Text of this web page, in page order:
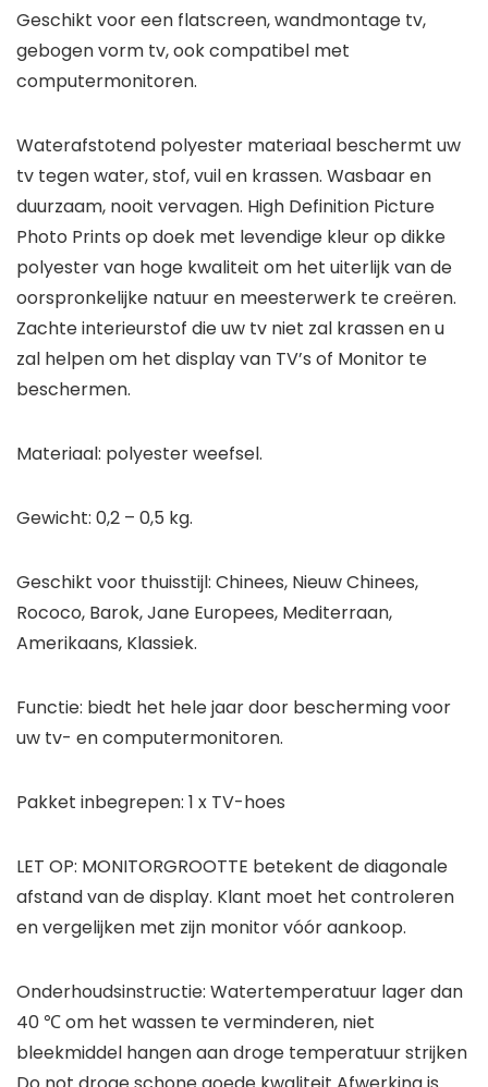
Geschikt voor een flatscreen, wandmontage tv,
gebogen vorm tv, ook compatibel met
computermonitoren.
Waterafstotend polyester materiaal beschermt uw
tv tegen water, stof, vuil en krassen. Wasbaar en
duurzaam, nooit vervagen. High Definition Picture
Photo Prints op doek met levendige kleur op dikke
polyester van hoge kwaliteit om het uiterlijk van de
oorspronkelijke natuur en meesterwerk te creëren.
Zachte interieurstof die uw tv niet zal krassen en u
zal helpen om het display van TV’s of Monitor te
beschermen.
Materiaal: polyester weefsel.
Gewicht: 0,2 – 0,5 kg.
Geschikt voor thuisstijl: Chinees, Nieuw Chinees,
Rococo, Barok, Jane Europees, Mediterraan,
Amerikaans, Klassiek.
Functie: biedt het hele jaar door bescherming voor
uw tv- en computermonitoren.
Pakket inbegrepen: 1 x TV-hoes
LET OP: MONITORGROOTTE betekent de diagonale
afstand van de display. Klant moet het controleren
en vergelijken met zijn monitor vóór aankoop.
Onderhoudsinstructie: Watertemperatuur lager dan
40 ℃ om het wassen te verminderen, niet
bleekmiddel hangen aan droge temperatuur strijken